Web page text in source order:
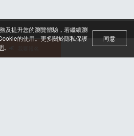
及提升您的瀏覽體驗，若繼續瀏
的使用。更多關於隱私保護
。
同意